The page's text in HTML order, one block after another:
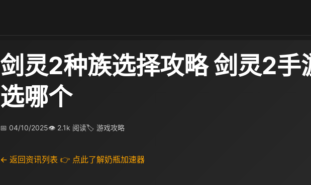
剑灵2种族选择攻略 剑灵2手
选哪个
📅 04/10/2025👁 2.1k 阅读🏷 游戏攻略
← 返回资讯列表 👉 点此了解奶瓶加速器